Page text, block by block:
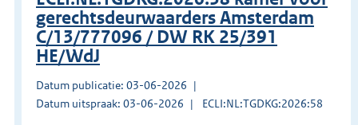
gerechtsdeurwaarders Amsterdam
C/13/777096 / DW RK 25/391
HE/WdJ
Datum publicatie: 03-06-2026
Datum uitspraak: 03-06-2026
ECLI:NL:TGDKG:2026:58